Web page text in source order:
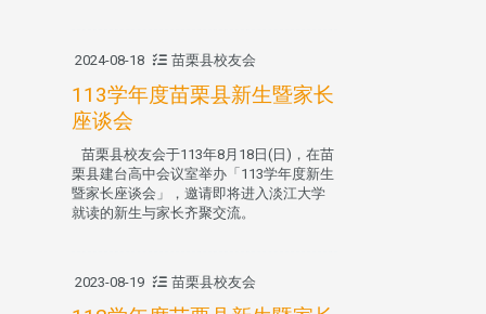
2024-08-18 苗栗县校友会
113学年度苗栗县新生暨家长
座谈会
苗栗县校友会于113年8月18日(日)，在苗
栗县建台高中会议室举办「113学年度新生
暨家长座谈会」，邀请即将进入淡江大学
就读的新生与家长齐聚交流。
2023-08-19 苗栗县校友会